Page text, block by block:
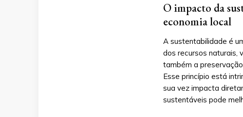
O impacto da
economia local
A sustentabilidade é
dos recursos naturais,
também a
Esse princípio está
sua vez impacta
sustentáveis pode